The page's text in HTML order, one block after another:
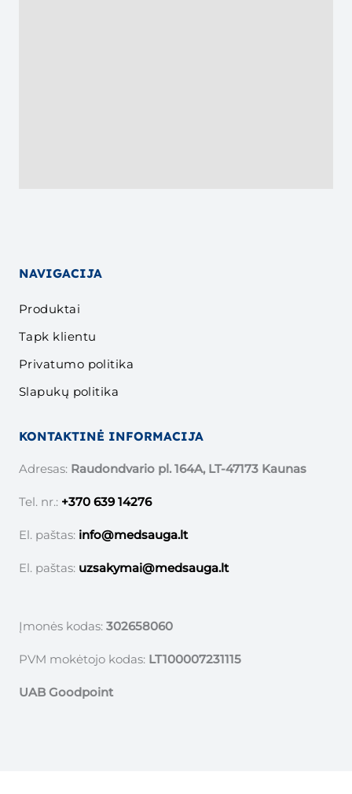
NAVIGACIJA
Produktai
Tapk klientu
Privatumo politika
Slapukų politika
KONTAKTINĖ INFORMACIJA
Adresas: Raudondvario pl. 164A, LT-47173 Kaunas
Tel. nr.: +370 639 14276
El. paštas: info@medsauga.lt
El. paštas: uzsakymai@medsauga.lt
Įmonės kodas: 302658060
PVM mokėtojo kodas: LT100007231115
UAB Goodpoint